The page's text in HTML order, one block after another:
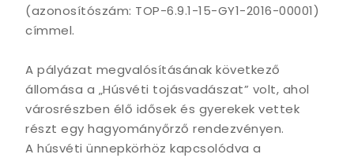
(azonosítószám: TOP-6.9.1-15-GY1-2016-00001)
címmel.
A pályázat megvalósításának következő
állomása a „Húsvéti tojásvadászat” volt, ahol
városrészben élő idősek és gyerekek vettek
részt egy hagyományőrző rendezvényen.
A húsvéti ünnepkörhöz kapcsolódva a